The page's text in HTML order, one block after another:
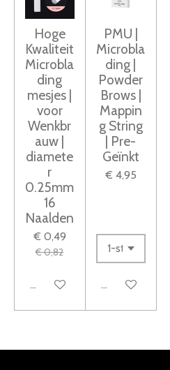
n n
n
Hoge
Kwaliteit
Microbla
ding
mesjes |
voor
Wenkbr
auw |
diamete
r
0.25mm
16
Naalden
€ 0,49
€ 0,82
In winkelwagen
PMU |
Microbla
ding |
Powder
Brows |
Mappin
g String
| Pre-
Geïnkt
€ 4,95
In winkelwagen